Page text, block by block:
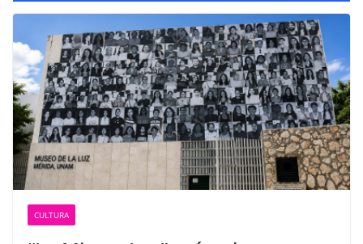
CULTURA